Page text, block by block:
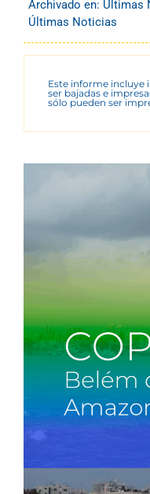
Archivado en: Últimas
Últimas Noticias
Este informe incluye
ser bajadas e
sólo pueden ser